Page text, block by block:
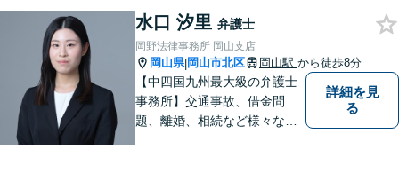
も「近い」法律事務所となれ
るよう職員一同頑張っていま
す。 お気軽にお問い合わせく
ださい。
水口 汐里 弁護士
岡野法律事務所 岡山支店
岡山県|岡山市北区 岡山駅 から徒歩8分
【中四国九州最大級の弁護士
事務所】交通事故、借金問
題、離婚、相続など様々な問
詳細を見
る